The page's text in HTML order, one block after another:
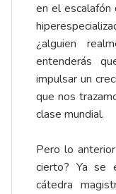
en el escalafón
¿alguien
entenderás
impulsar un
que nos
clase mundial.
Pero lo
cierto? Ya se
cátedra